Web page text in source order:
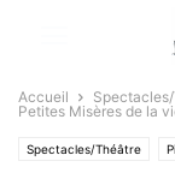
Accueil
Petites Misères de la
Spectacles/Théâtre